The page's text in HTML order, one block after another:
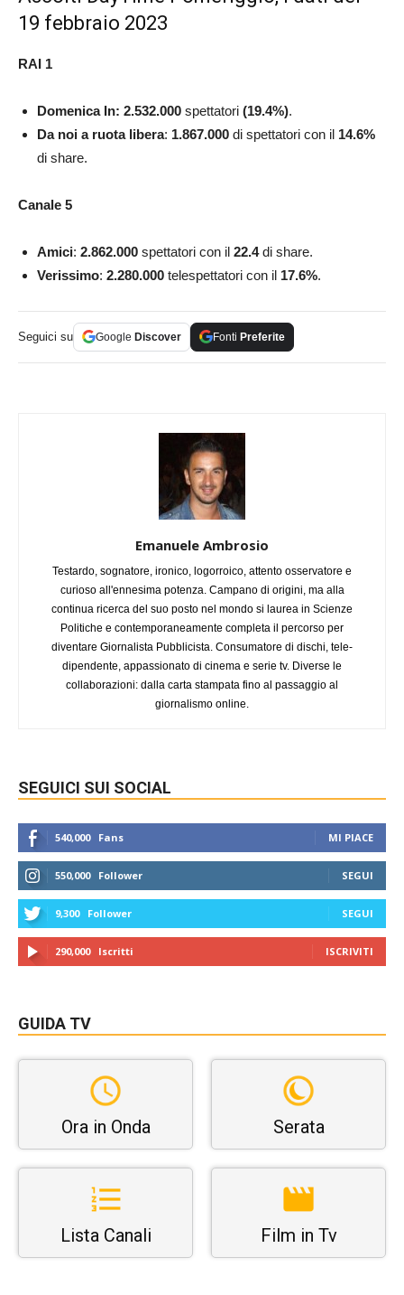
19 febbraio 2023
RAI 1
Domenica In: 2.532.000 spettatori (19.4%).
Da noi a ruota libera: 1.867.000 di spettatori con il 14.6%
di share.
Canale 5
Amici: 2.862.000 spettatori con il 22.4 di share.
Verissimo: 2.280.000 telespettatori con il 17.6%.
Seguici su Google Discover Fonti Preferite
Emanuele Ambrosio
Testardo, sognatore, ironico, logorroico, attento osservatore e
curioso all'ennesima potenza. Campano di origini, ma alla
continua ricerca del suo posto nel mondo si laurea in Scienze
Politiche e contemporaneamente completa il percorso per
diventare Giornalista Pubblicista. Consumatore di dischi, tele-
dipendente, appassionato di cinema e serie tv. Diverse le
collaborazioni: dalla carta stampata fino al passaggio al
giornalismo online.
SEGUICI SUI SOCIAL
540,000 Fans MI PIACE
550,000 Follower SEGUI
9,300 Follower SEGUI
290,000 Iscritti ISCRIVITI
GUIDA TV
Ora in Onda Serata
Lista Canali Film in Tv